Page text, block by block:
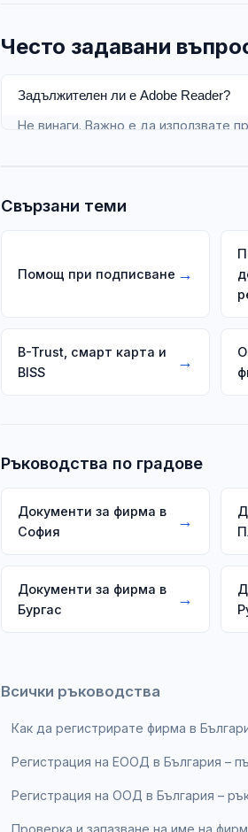
Често задавани
Задължителен ли е Adobe Reader?
Не винаги. Важно е да използвате
Свързани теми
Помощ при подписване →
B-Trust, смарт карта и
BISS
→
Ръководства по градове
Документи за фирма в
София
→
Документи за фирма в
Бургас
→
Всички ръководства
Как да регистрирате фирма в
Регистрация на ЕООД в България –
Регистрация на ООД в България –
Проверка и запазване на име на